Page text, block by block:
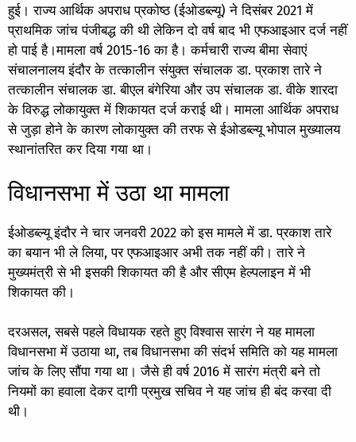
हुई। राज्य आर्थिक अपराध प्रकोष्ठ (ईओडब्ल्यू) ने दिसंबर 2021 में
प्राथमिक जांच पंजीबद्ध की थी लेकिन दो वर्ष बाद भी एफआइआर दर्ज नहीं
हो पाई है।मामला वर्ष 2015-16 का है। कर्मचारी राज्य बीमा सेवाएं
संचालनालय इंदौर के तत्कालीन संयुक्त संचालक डा. प्रकाश तारे ने
तत्कालीन संचालक डा. बीएल बंगेरिया और उप संचालक डा. वीके शारदा
के विरुद्ध लोकायुक्त में शिकायत दर्ज कराई थी। मामला आर्थिक अपराध
से जुड़ा होने के कारण लोकायुक्त की तरफ से ईओडब्ल्यू भोपाल मुख्यालय
स्थानांतरित कर दिया गया था।
विधानसभा में उठा था मामला
ईओडब्ल्यू इंदौर ने चार जनवरी 2022 को इस मामले में डा. प्रकाश तारे
का बयान भी ले लिया, पर एफआइआर अभी तक नहीं की। तारे ने
मुख्यमंत्री से भी इसकी शिकायत की है और सीएम हेल्पलाइन में भी
शिकायत की।
दरअसल, सबसे पहले विधायक रहते हुए विश्वास सारंग ने यह मामला
विधानसभा में उठाया था, तब विधानसभा की संदर्भ समिति को यह मामला
जांच के लिए सौंपा गया था। जैसे ही वर्ष 2016 में सारंग मंत्री बने तो
नियमों का हवाला देकर दागी प्रमुख सचिव ने यह जांच ही बंद करवा दी
थी।